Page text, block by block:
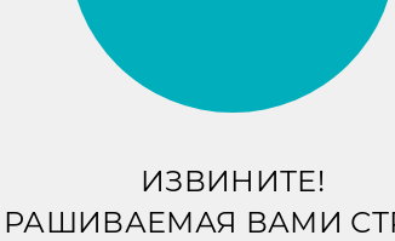
ИЗВИНИТЕ!
ВАМИ